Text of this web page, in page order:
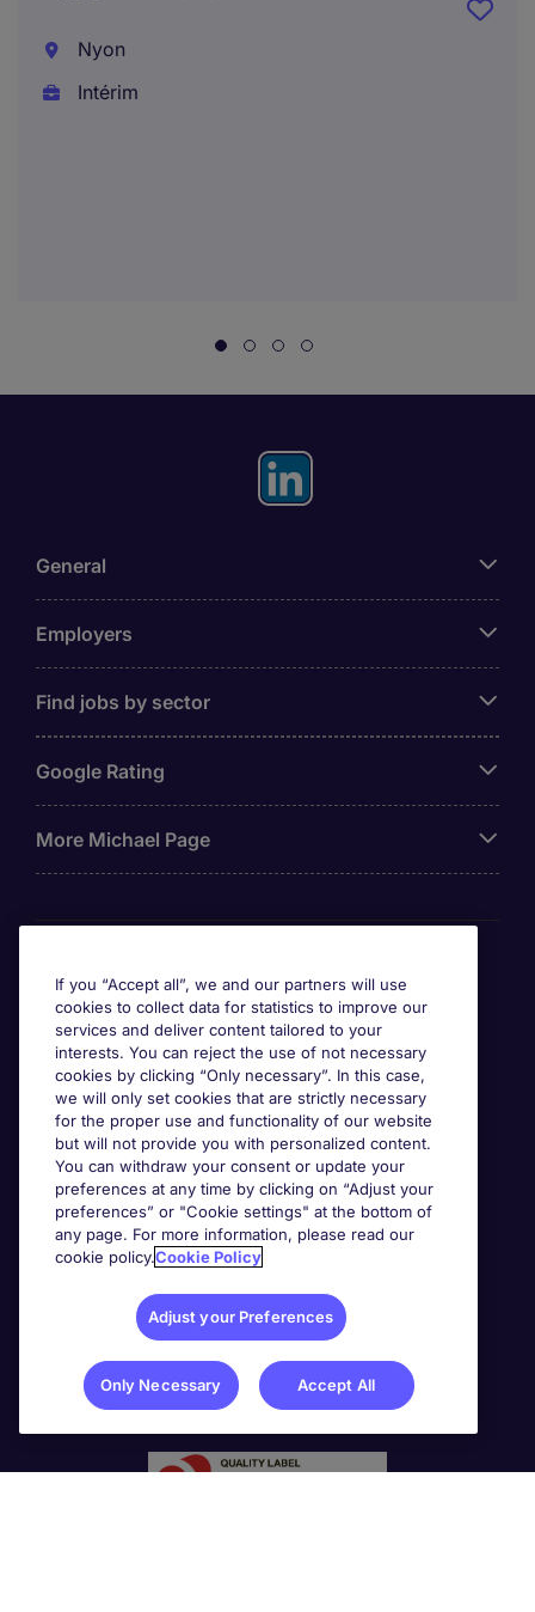
Nyon
Intérim
General
Employers
Find jobs by sector
Google Rating
More Michael Page
If you “Accept all”, we and our partners will use
cookies to collect data for statistics to improve our
services and deliver content tailored to your
interests. You can reject the use of not necessary
cookies by clicking “Only necessary”. In this case,
we will only set cookies that are strictly necessary
for the proper use and functionality of our website
but will not provide you with personalized content.
You can withdraw your consent or update your
preferences at any time by clicking on “Adjust your
preferences” or "Cookie settings" at the bottom of
any page. For more information, please read our
cookie policy.Cookie Policy
Adjust your Preferences
Only Necessary Accept All